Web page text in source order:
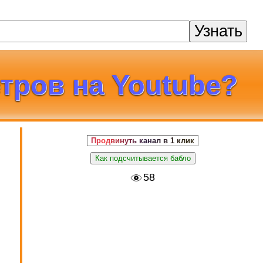
Узнать
на Youtube?
Продвинуть канал в 1 клик
Как подсчитывается бабло
58